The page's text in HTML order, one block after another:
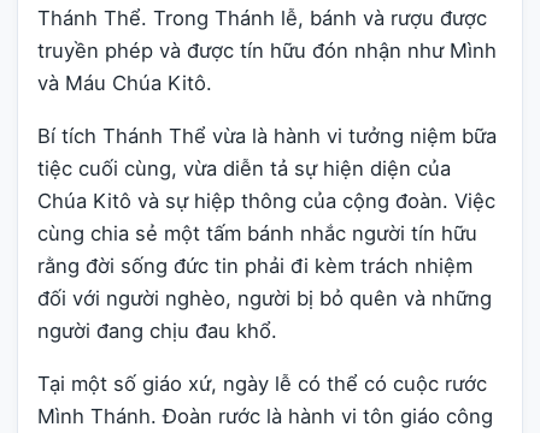
Thánh Thể. Trong Thánh lễ, bánh và rượu được
truyền phép và được tín hữu đón nhận như Mình
và Máu Chúa Kitô.
Bí tích Thánh Thể vừa là hành vi tưởng niệm bữa
tiệc cuối cùng, vừa diễn tả sự hiện diện của
Chúa Kitô và sự hiệp thông của cộng đoàn. Việc
cùng chia sẻ một tấm bánh nhắc người tín hữu
rằng đời sống đức tin phải đi kèm trách nhiệm
đối với người nghèo, người bị bỏ quên và những
người đang chịu đau khổ.
Tại một số giáo xứ, ngày lễ có thể có cuộc rước
Mình Thánh. Đoàn rước là hành vi tôn giáo công